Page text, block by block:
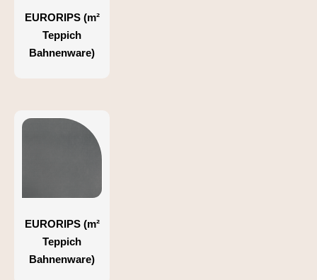
EURORIPS (m²
Teppich
Bahnenware)
EURORIPS (m²
Teppich
Bahnenware)